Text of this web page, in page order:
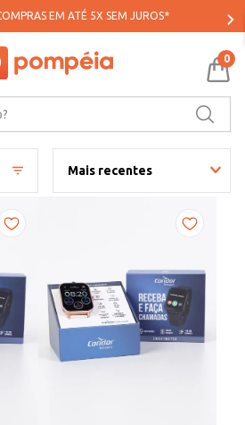
EM ATÉ 5X SEM JUROS*
0
Mais recentes